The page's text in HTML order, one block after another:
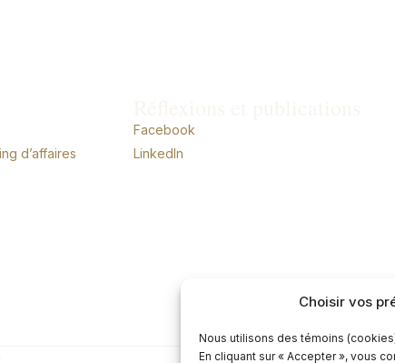
Choisir vos
Nous utilisons des témoins
En cliquant sur « Accepter », vous
d’affaires
Facebook
LinkedIn